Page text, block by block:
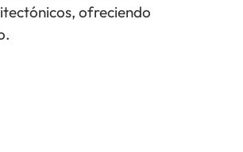
ofreciendo